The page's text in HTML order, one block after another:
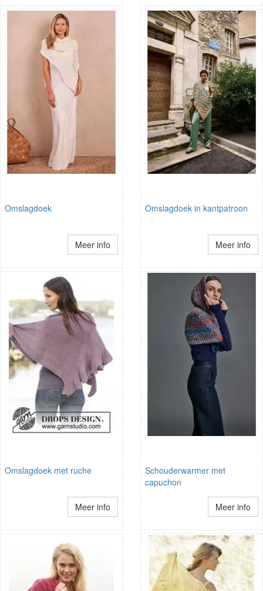
Omslagdoek
Meer info
Omslagdoek in kantpatroon
Meer info
Omslagdoek met ruche
Meer info
Schouderwarmer met
capuchon
Meer info